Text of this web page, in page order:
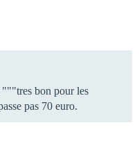
"""tres bon pour les
pas 70 euro.